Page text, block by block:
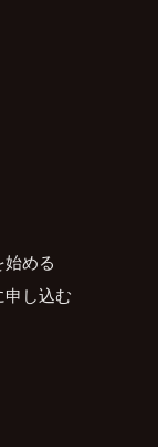
める
し込む